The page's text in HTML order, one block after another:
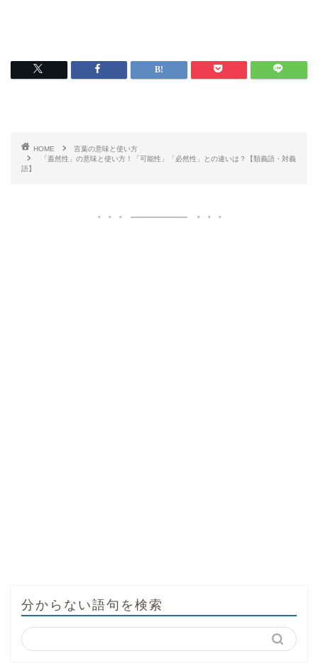
HOME
言葉の意味と使い方
「蓋然性」の意味と使い方！「可能性」「必然性」との違いは？【類義語・対義
語】
分からない語句を検索